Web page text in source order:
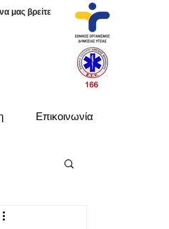
μας βρείτε
Επικοινωνία